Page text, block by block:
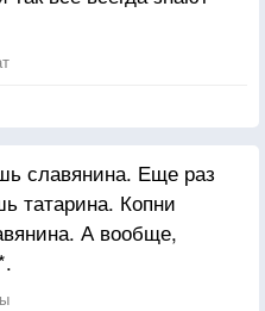
жить?
земле?
ной пыли,
славянина. Еще раз
татарина. Копни
А вообще,